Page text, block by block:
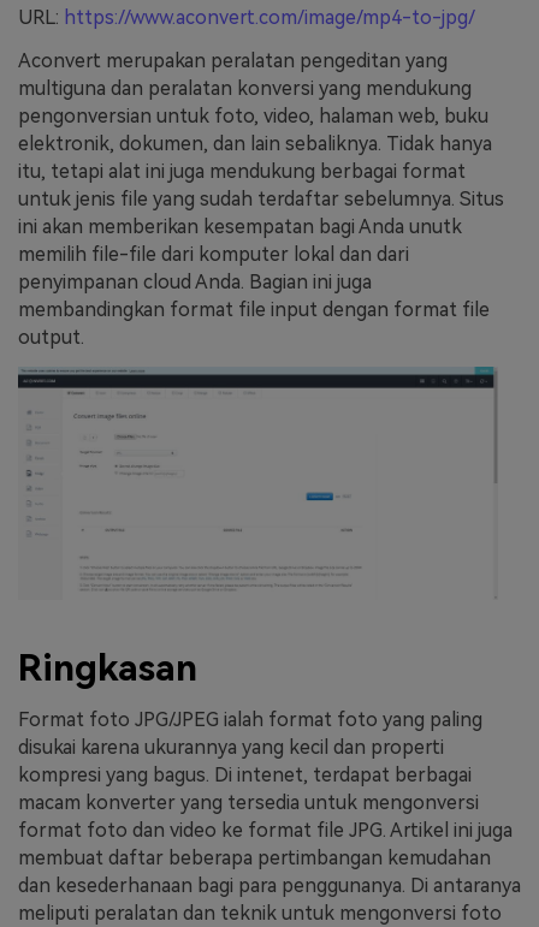
URL: https://www.aconvert.com/image/mp4-to-jpg/
Aconvert merupakan peralatan pengeditan yang
multiguna dan peralatan konversi yang mendukung
pengonversian untuk foto, video, halaman web, buku
elektronik, dokumen, dan lain sebaliknya. Tidak hanya
itu, tetapi alat ini juga mendukung berbagai format
untuk jenis file yang sudah terdaftar sebelumnya. Situs
ini akan memberikan kesempatan bagi Anda unutk
memilih file-file dari komputer lokal dan dari
penyimpanan cloud Anda. Bagian ini juga
membandingkan format file input dengan format file
output.
Ringkasan
Format foto JPG/JPEG ialah format foto yang paling
disukai karena ukurannya yang kecil dan properti
kompresi yang bagus. Di intenet, terdapat berbagai
macam konverter yang tersedia untuk mengonversi
format foto dan video ke format file JPG. Artikel ini juga
membuat daftar beberapa pertimbangan kemudahan
dan kesederhanaan bagi para penggunanya. Di antaranya
meliputi peralatan dan teknik untuk mengonversi foto